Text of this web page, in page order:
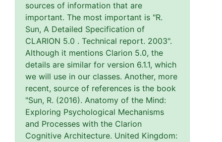
sources of information that are
important. The most important is "R.
Sun, A Detailed Specification of
CLARION 5.0 . Technical report. 2003".
Although it mentions Clarion 5.0, the
details are similar for version 6.1.1, which
we will use in our classes. Another, more
recent, source of references is the book
"Sun, R. (2016). Anatomy of the Mind:
Exploring Psychological Mechanisms
and Processes with the Clarion
Cognitive Architecture. United Kingdom: